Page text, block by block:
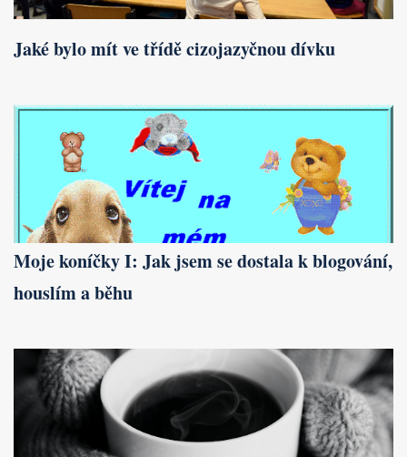
Jaké bylo mít ve třídě cizojazyčnou dívku
Moje koníčky I: Jak jsem se dostala k blogování,
houslím a běhu